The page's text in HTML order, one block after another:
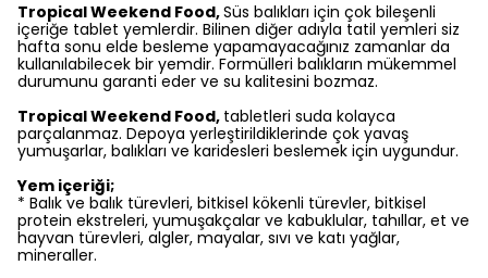
Tropical Weekend Food,Süs balıkları için çok bileşenli
içeriğe tablet yemlerdir. Bilinen diğer adıyla tatil yemleri siz
hafta sonu elde besleme yapamayacağınız zamanlar da
kullanılabilecek bir yemdir. Formülleri balıkların mükemmel
durumunu garanti eder ve su kalitesini bozmaz.
Tropical Weekend Food, tabletleri suda kolayca
parçalanmaz. Depoya yerleştirildiklerinde çok yavaş
yumuşarlar, balıkları ve karidesleri beslemek için uygundur.
Yem içeriği;
* Balık ve balık türevleri, bitkisel kökenli türevler, bitkisel
protein ekstreleri, yumuşakçalar ve kabuklular, tahıllar, et ve
hayvan türevleri, algler, mayalar, sıvı ve katı yağlar,
mineraller.